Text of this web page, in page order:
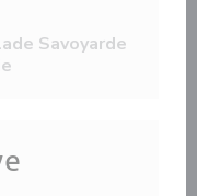
Savoyarde